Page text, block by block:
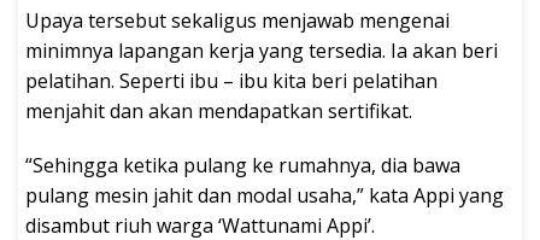
Upaya tersebut sekaligus menjawab mengenai
minimnya lapangan kerja yang tersedia. Ia akan beri
pelatihan. Seperti ibu – ibu kita beri pelatihan
menjahit dan akan mendapatkan sertifikat.
“Sehingga ketika pulang ke rumahnya, dia bawa
pulang mesin jahit dan modal usaha,” kata Appi yang
disambut riuh warga ‘Wattunami Appi’.